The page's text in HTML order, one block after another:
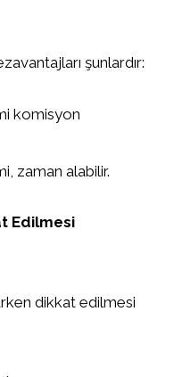
şunlardır:
komisyon
zaman alabilir.
Edilmesi
dikkat edilmesi